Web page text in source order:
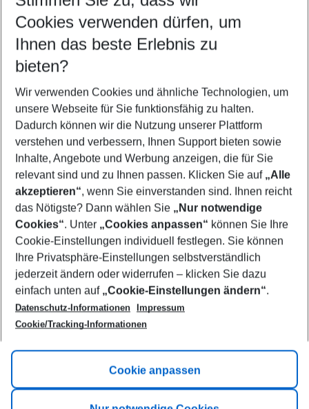
Customize your offer
Find the perfect deal which suits your best
Your departure airport
Any airport
Select your date range
09/08/26–07/08/27 5-8 nights
Who will travel
2 adults No children
Show more filter
Footer
Footer navigation
Title A
Link A
Cookies verwenden dürfen, um
Ihnen das beste Erlebnis zu
bieten?
Wir verwenden Cookies und ähnliche Technologien, um
unsere Webseite für Sie funktionsfähig zu halten.
Dadurch können wir die Nutzung unserer Plattform
verstehen und verbessern, Ihnen Support bieten sowie
Inhalte, Angebote und Werbung anzeigen, die für Sie
relevant sind und zu Ihnen passen. Klicken Sie auf „Alle
akzeptieren“, wenn Sie einverstanden sind. Ihnen reicht
das Nötigste? Dann wählen Sie „Nur notwendige
Cookies“. Unter „Cookies anpassen“ können Sie Ihre
Cookie-Einstellungen individuell festlegen. Sie können
Ihre Privatsphäre-Einstellungen selbstverständlich
jederzeit ändern oder widerrufen – klicken Sie dazu
einfach unten auf „Cookie-Einstellungen ändern“.
Datenschutz-Informationen
Impressum
Cookie/Tracking-Informationen
Cookie anpassen